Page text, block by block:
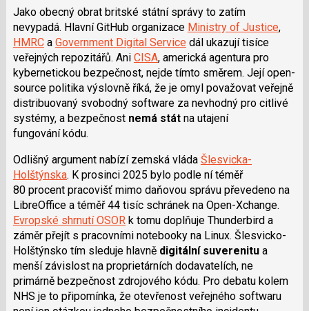
Jako obecný obrat britské státní správy to zatím
nevypadá. Hlavní GitHub organizace Ministry of Justice,
HMRCa Government Digital Servicedál ukazují tisíce
veřejných repozitářů. Ani CISA, americká agentura pro
kybernetickou bezpečnost, nejde tímto směrem. Její open-
source politika výslovně říká, že je omyl považovat veřejně
distribuovaný svobodný software za nevhodný pro citlivé
systémy, a bezpečnost nemá státna utajení
fungování kódu.
Odlišný argument nabízí zemská vláda Šlesvicka-
Holštýnska. K prosinci 2025 bylo podle ní téměř
80 procent pracovišť mimo daňovou správu převedeno na
LibreOffice a téměř 44 tisíc schránek na Open-Xchange.
Evropské shrnutí OSORk tomu doplňuje Thunderbird a
záměr přejít s pracovními notebooky na Linux. Šlesvicko-
Holštýnsko tím sleduje hlavně digitální suverenitua
menší závislost na proprietárních dodavatelích, ne
primárně bezpečnost zdrojového kódu. Pro debatu kolem
NHS je to připomínka, že otevřenost veřejného softwaru